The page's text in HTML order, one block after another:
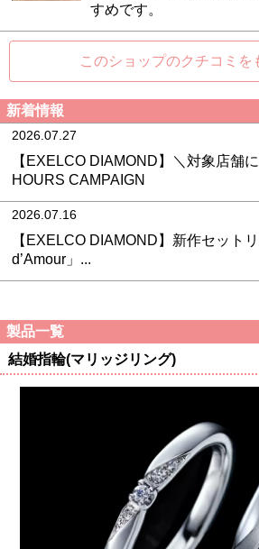
すめです。
このショップのクチコミを
新着情報
2026.07.27
【EXELCO DIAMOND】＼対象店舗
HOURS CAMPAIGN
2026.07.16
【EXELCO DIAMOND】新作セット
d’Amour」...
製品一覧
結婚指輪(マリッジリング)